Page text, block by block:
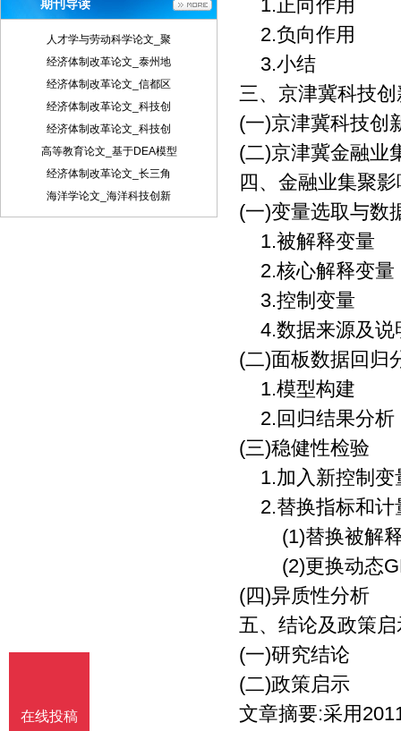
性别，民族（汉族可省略），籍贯，职
言部分和正文部分，正文部分用阿拉伯数
字分级编号法，一般用两级。插图下方应
注明图序和图名。表格应采用三线表，表
格上方应注明表序和表名。 4．参考文献
主要的、发表在正式出版物上的文献。其
他相关注释可用脚注在当页标注。参考文
献的著录应执行国家标准GB7714-87的规
期刊导读
人才学与劳动科学论文_聚
经济体制改革论文_泰州地
经济体制改革论文_信都区
经济体制改革论文_科技创
经济体制改革论文_科技创
高等教育论文_基于DEA模型
经济体制改革论文_长三角
海洋学论文_海洋科技创新
1.正向作用
2.负向作用
3.小结
三、京津冀科技
(一)京津冀科技创
(二)京津冀金融业
四、金融业集聚
(一)变量选取与数
1.被解释变量
2.核心解释变量
3.控制变量
4.数据来源及说
(二)面板数据回归
1.模型构建
2.回归结果分析
(三)稳健性检验
1.加入新控制变
2.替换指标和计
(1)替换被解释
(2)更换动态
(四)异质性分析
五、结论及政策启
(一)研究结论
(二)政策启示
文章摘要:采用
在线投稿